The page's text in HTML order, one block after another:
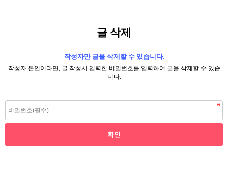
글 삭제
작성자만 글을 삭제할 수 있습니다.
작성자 본인이라면, 글 작성시 입력한 비밀번호를 입력하여 글을 삭제할 수 있습
니다.